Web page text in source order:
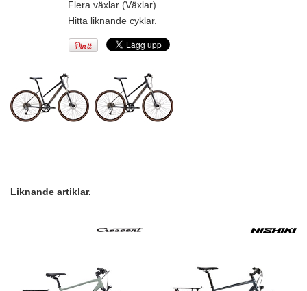
Flera växlar (Växlar)
Hitta liknande cyklar.
Liknande artiklar.